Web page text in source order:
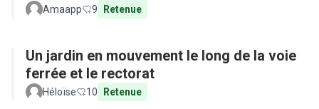
Amaapp 9 Retenue
Un jardin en mouvement le long de la voie
ferrée et le rectorat
Héloïse 10 Retenue